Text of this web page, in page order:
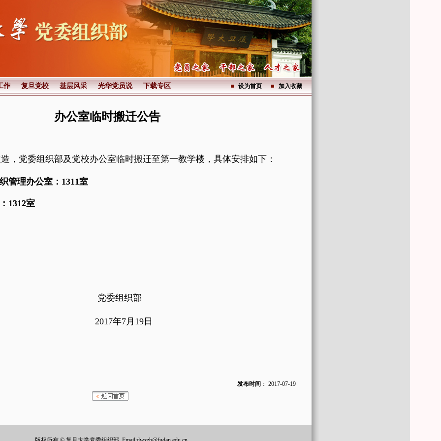
作 复旦党校 基层风采 光华党员说 下载专区 设为首页 加入收藏
办公室临时搬迁公告
，党委组织部及党校办公室临时搬迁至第一教学楼，具体安排如下：
理办公室：1311室
1312室
组织部
7月19日
发布时间 ： 2017-07-19